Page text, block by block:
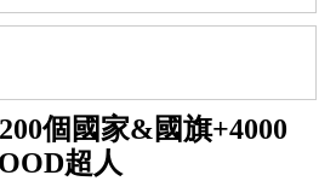
個國家&國旗+4000
超人